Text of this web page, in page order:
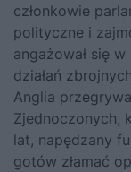
członkowie
polityczne i
angażował się
działań
Anglia
Zjednoczonych,
lat, napędzany
gotów złamać